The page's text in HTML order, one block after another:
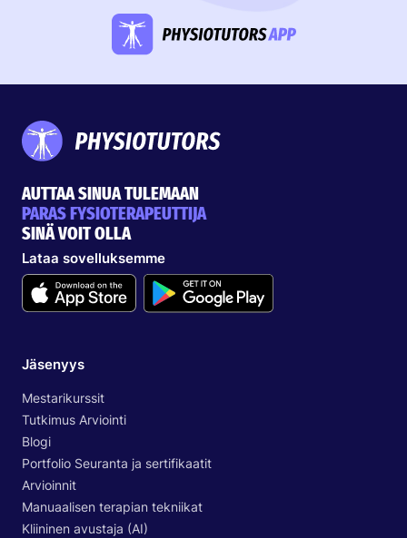
AUTTAA SINUA TULEMAAN
PARAS FYSIOTERAPEUTTIJA
SINÄ VOIT OLLA
Lataa sovelluksemme
Jäsenyys
Mestarikurssit
Tutkimus Arviointi
Blogi
Portfolio Seuranta ja sertifikaatit
Arvioinnit
Manuaalisen terapian tekniikat
Kliininen avustaja (AI)